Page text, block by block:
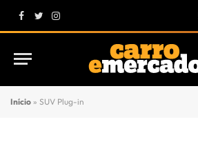
Facebook
Twitter
Instagram
Início » SUV Plug-in